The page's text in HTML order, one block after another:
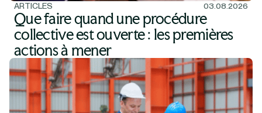
ARTICLES 03.08.2026
Que faire quand une procédure
collective est ouverte : les premières
actions à mener